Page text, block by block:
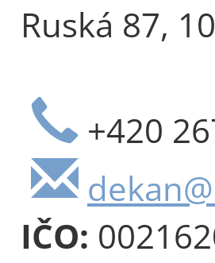
Ruská 87,
+420
IČO: